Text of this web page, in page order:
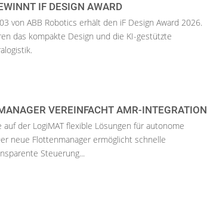
IF DESIGN AWARD
von ABB Robotics erhält den iF Design Award 2026.
das kompakte Design und die KI-gestützte
VEREINFACHT AMR-INTEGRATION
auf der LogiMAT flexible Lösungen für autonome
neue Flottenmanager ermöglicht schnelle
Steuerung...